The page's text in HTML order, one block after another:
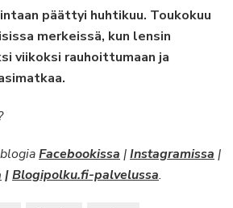
päättyi huhtikuu. Toukokuu
merkeissä, kun lensin
viikoksi rauhoittumaan ja
Facebookissa |Instagramissa |
|Blogipolku.fi-palvelussa.